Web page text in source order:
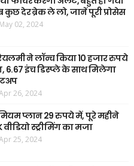
कुछ देर ब्रेक ले लो, जानें पूरी प्रोसेस
May 02, 2024
ने लॉन्च किया 10 हजार रुपये
6.67 इंच डिस्प्ले के साथ मिलेगा
26, 2024
प्लान 29 रुपये में, पूरे महीने
वीडियो स्ट्रीमिंग का मजा
25, 2024